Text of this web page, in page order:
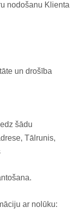
nodošanu Klienta
un drošība
šādu
Tālrunis,
ar nolūku: